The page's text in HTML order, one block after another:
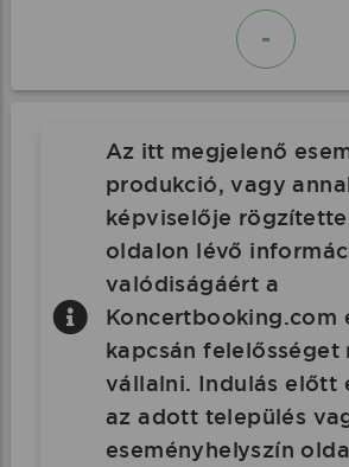
-
Az itt megjelenő
produkció, vagy
képviselője
oldalon lévő
valódiságáért a
Koncertbooking.com
kapcsán felelősséget
vállalni. Indulás előtt
az adott település
eseményhelyszín